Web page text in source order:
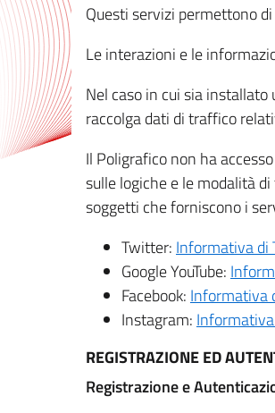
Questi servizi permettono
Le interazioni e le
Nel caso in cui sia
raccolga dati di traffico
Il Poligrafico non ha
sulle logiche e le modalità
soggetti che forniscono i
Twitter: Informativa di
Google YouTube:
Facebook: Informativa
Instagram:
REGISTRAZIONE ED
Registrazione e